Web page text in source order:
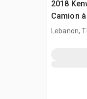
2018
Camion
Tri/E
Lebanon,